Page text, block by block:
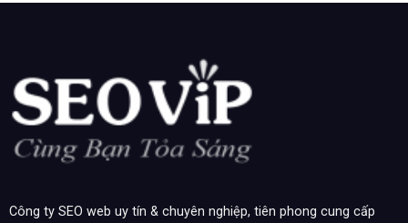
Công ty SEO web uy tín & chuyên nghiệp, tiên phong cung cấp